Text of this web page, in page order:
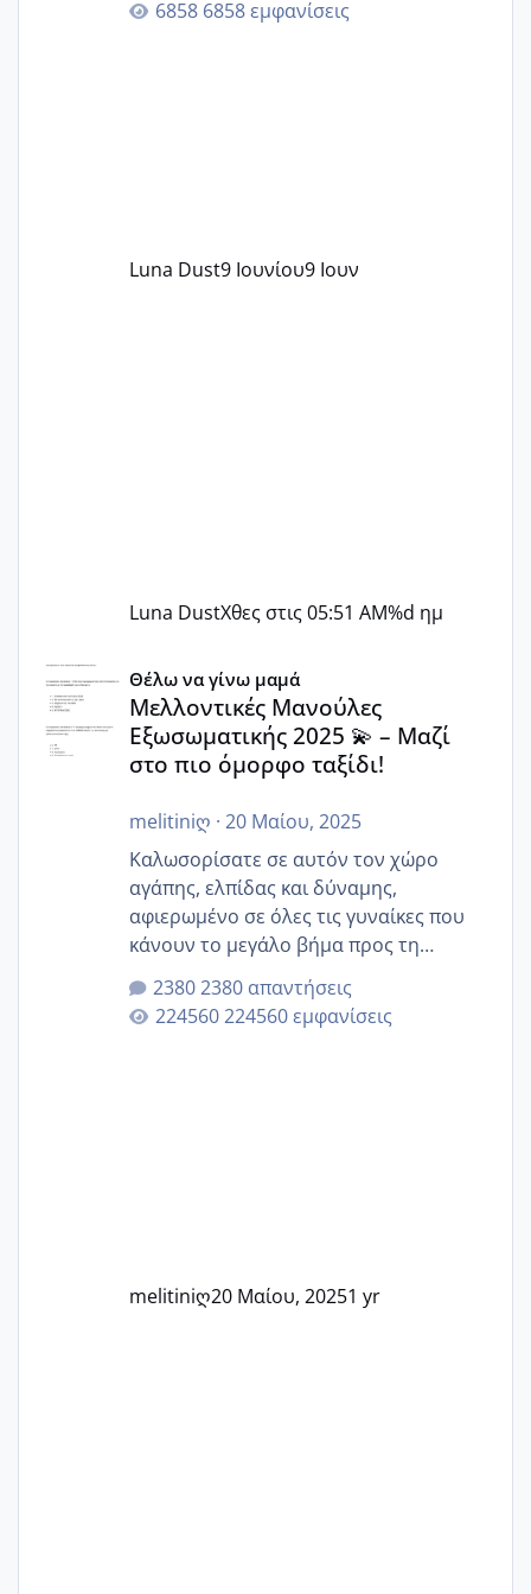
περνάνε με τίποτα.
6858 εμφανίσεις
Luna Dust9 Ιουνίου9 Ιουν
Luna DustΧθες στις 05:51 AM%d ημ
Μελλοντικές Μανούλες Εξωσωματικής 2025 💫 – Μαζί
Θέλω να γίνω μαμά
Μελλοντικές Μανούλες
Εξωσωματικής 2025 💫 – Μαζί
στο πιο όμορφο ταξίδι!
melitiniღ · 20 Μαίου, 2025
Καλωσορίσατε σε αυτόν τον χώρο
αγάπης, ελπίδας και δύναμης,
αφιερωμένο σε όλες τις γυναίκες που
κάνουν το μεγάλο βήμα προς τη
μητρότητα μέσω εξωσωματικής το 2025.
Εδώ θα μοιραστούμε αγωνίες, χαρές,
εμπειρίες και κάθε μικρή ή μεγάλη
2380 απαντήσεις
224560 εμφανίσεις
melitiniღ20 Μαίου, 20251 yr